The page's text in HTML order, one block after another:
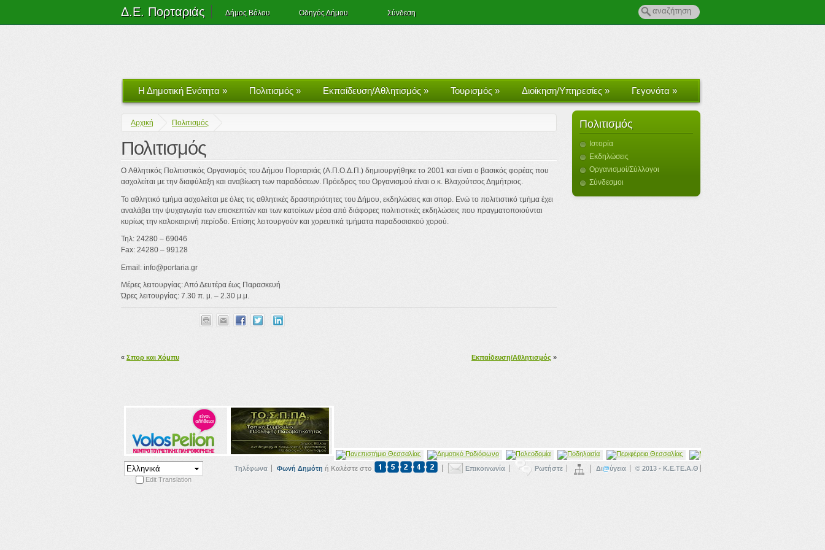
Δ.Ε. Πορταριάς Δήμος Βόλου Οδηγός Δήμου Σύνδεση
Η Δημοτική Ενότητα » Πολιτισμός » Εκπαίδευση/Αθλητισμός » Τουρισμός » Διοίκηση/Υπηρεσίες » Γεγονότα »
Αρχική Πολιτισμός
Πολιτισμός
O Αθλητικός Πολιτιστικός Οργανισμός του Δήμου Πορταριάς (Α.Π.Ο.Δ.Π.) δημιουργήθηκε το 2001 και είναι ο βασικός φορέας που
ασχολείται με την διαφύλαξη και αναβίωση των παραδόσεων. Πρόεδρος του Οργανισμού είναι ο κ. Βλαχούτσος Δημήτριος.
Το αθλητικό τμήμα ασχολείται με όλες τις αθλητικές δραστηριότητες του Δήμου, εκδηλώσεις και σπορ. Ενώ το πολιτιστικό τμήμα έχει
αναλάβει την ψυχαγωγία των επισκεπτών και των κατοίκων μέσα από διάφορες πολιτιστικές εκδηλώσεις που πραγματοποιούνται
κυρίως την καλοκαιρινή περίοδο. Επίσης λειτουργούν και χορευτικά τμήματα παραδοσιακού χορού.
Τηλ: 24280 – 69046
Fax: 24280 – 99128
Email: info@portaria.gr
Μέρες λειτουργίας: Από Δευτέρα έως Παρασκευή
Ώρες λειτουργίας: 7.30 π. μ. – 2.30 μ.μ.
« Σπορ και Χόμπυ Εκπαίδευση/Αθλητισμός »
Πολιτισμός
Ιστορία
Εκδηλώσεις
Οργανισμοί/Σύλλογοι
Σύνδεσμοι
Edit Translation
Τηλέφωνα Φωνή Δημότη ή Καλέστε στο Επικοινωνία Ρωτήστε Δι@ύγεια © 2013 - Κ.Ε.ΤΕ.Α.Θ